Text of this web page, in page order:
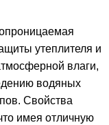
утеплителя и
влаги,
водяных
Свойства
имея отличную